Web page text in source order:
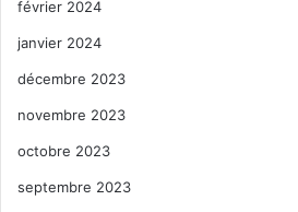
février 2024
janvier 2024
décembre 2023
novembre 2023
octobre 2023
septembre 2023